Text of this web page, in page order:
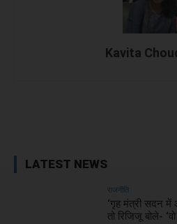
Kavita
LATEST NEWS
राजनीति
‘गृह मंत्री सदन में
तो रिजिजू बोले-